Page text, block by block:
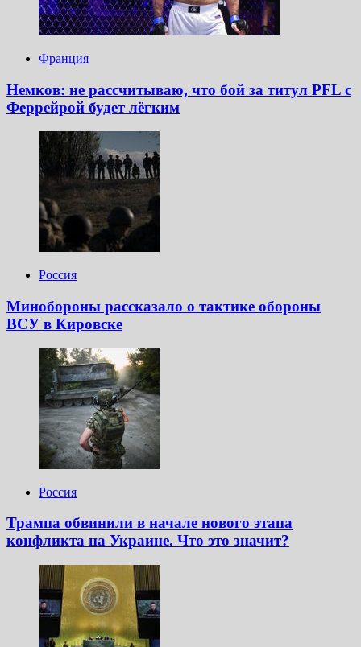
Франция
Немков: не рассчитываю, что бой за титул PFL с
Феррейрой будет лёгким
Россия
Минобороны рассказало о тактике обороны
ВСУ в Кировске
Россия
Трампа обвинили в начале нового этапа
конфликта на Украине. Что это значит?